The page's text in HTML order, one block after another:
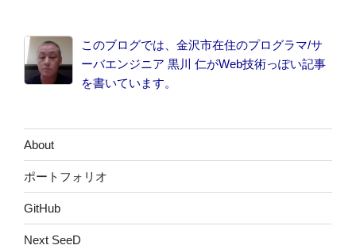
ン
ク
iPhone
ら
SIM
フ
iPhone
このブログでは、金沢市在住のプログラマ/サ
ーバエンジニア 黒川 仁がWeb技術っぽい記事
を書いています。
About
ポートフォリオ
GitHub
Next SeeD